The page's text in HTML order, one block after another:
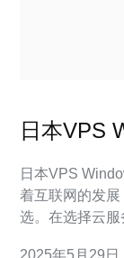
日本VPS
日本VPS
着互联网的发
选。在选择云
2025年5月29日